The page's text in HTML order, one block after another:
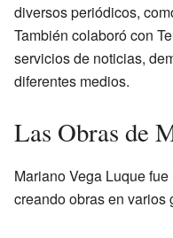
diversos periódicos,
También colaboró con
servicios de noticias,
diferentes medios.
Las Obras de
Mariano Vega Luque
creando obras en varios